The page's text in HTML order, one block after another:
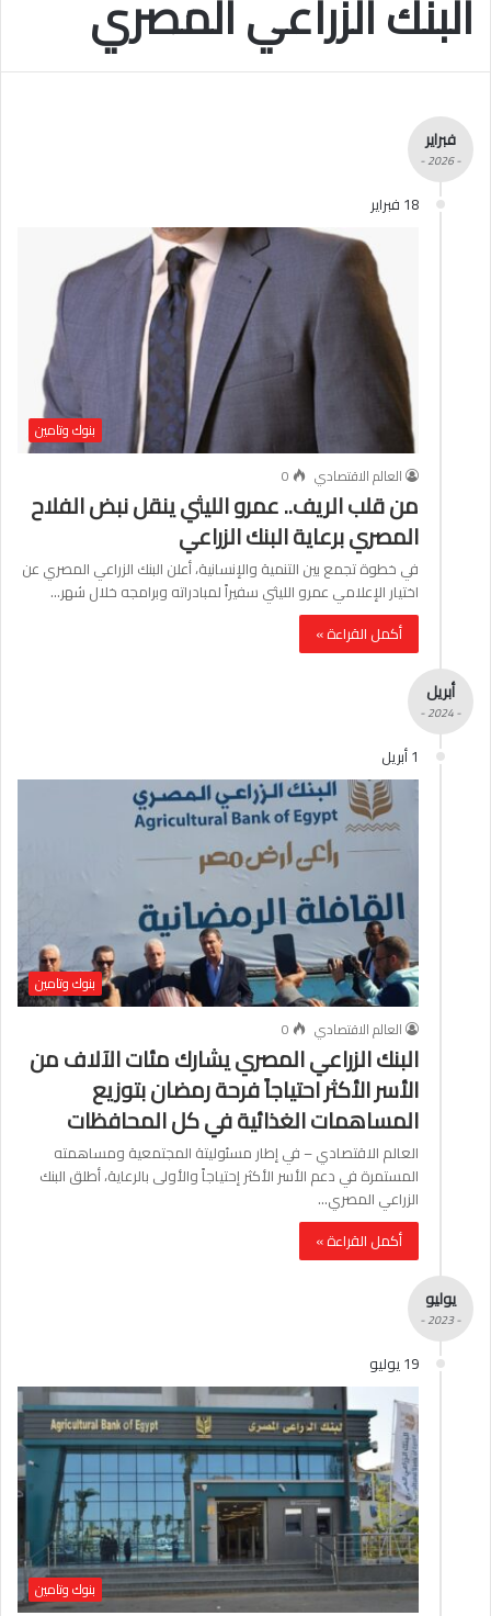
البنك الزراعي المصري
فبراير
- 2026 -
18 فبراير
بنوك وتامين
العالم الاقتصادي
0
من قلب الريف.. عمرو الليثي ينقل نبض الفلاح
المصري برعاية البنك الزراعي
في خطوة تجمع بين التنمية والإنسانية، أعلن البنك الزراعي المصري عن
اختيار الإعلامي عمرو الليثي سفيراً لمبادراته وبرامجه خلال شهر…
أكمل القراءة »
أبريل
- 2024 -
1 أبريل
بنوك وتامين
العالم الاقتصادي
0
البنك الزراعي المصري يشارك مئات الآلاف من
الأسر الأكثر احتياجاً فرحة رمضان بتوزيع
المساهمات الغذائية في كل المحافظات
العالم الاقتصادي – في إطار مسئوليتة المجتمعية ومساهمته
المستمرة في دعم الأسر الأكثر إحتياجاً والأولى بالرعاية، أطلق البنك
الزراعي المصري…
أكمل القراءة »
يوليو
- 2023 -
19 يوليو
بنوك وتامين